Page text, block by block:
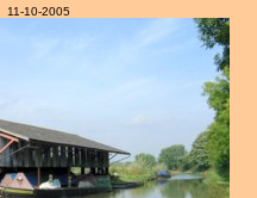
11-10-2005